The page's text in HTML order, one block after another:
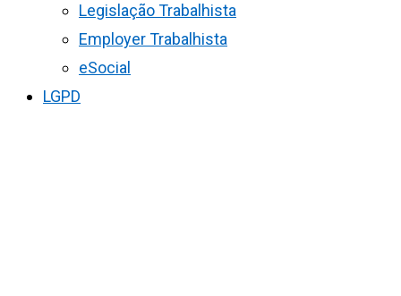
Legislação Trabalhista
Employer Trabalhista
eSocial
LGPD